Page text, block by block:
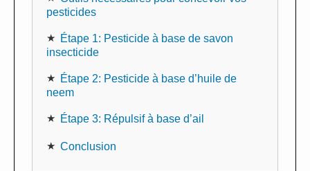
pesticides
Étape 1: Pesticide à base de savon
insecticide
Étape 2: Pesticide à base d’huile de
neem
Étape 3: Répulsif à base d’ail
Conclusion